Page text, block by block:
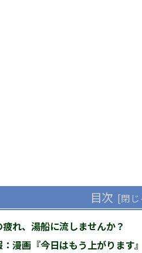
目次
れ、湯船に流しませんか？
漫画『今日はもう上がります